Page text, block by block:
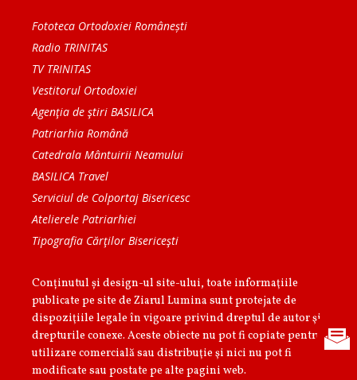
Fototeca Ortodoxiei Românești
Radio TRINITAS
TV TRINITAS
Vestitorul Ortodoxiei
Agenţia de ştiri BASILICA
Patriarhia Română
Catedrala Mântuirii Neamului
BASILICA Travel
Serviciul de Colportaj Bisericesc
Atelierele Patriarhiei
Tipografia Cărţilor Bisericeşti
Conținutul și design-ul site-ului, toate informaţiile
publicate pe site de Ziarul Lumina sunt protejate de
dispoziţiile legale în vigoare privind dreptul de autor şi
drepturile conexe. Aceste obiecte nu pot fi copiate pentru
utilizare comercială sau distribuţie şi nici nu pot fi
modificate sau postate pe alte pagini web.